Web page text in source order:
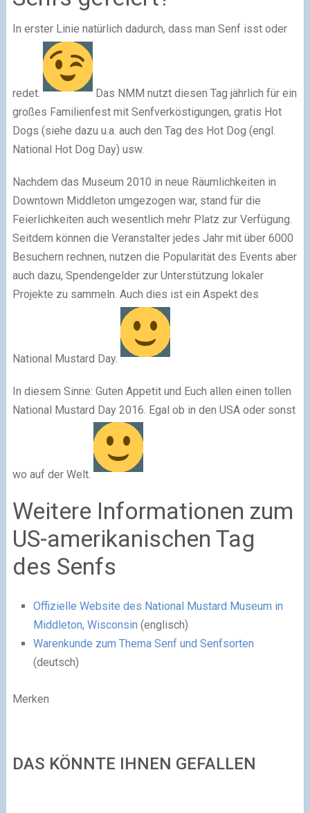
In erster Linie natürlich dadurch, dass man Senf isst oder
redet.
Das NMM nutzt diesen Tag jährlich für ein
großes Familienfest mit Senfverköstigungen, gratis Hot
Dogs (siehe dazu u.a. auch den Tag des Hot Dog (engl.
National Hot Dog Day) usw.
Nachdem das Museum 2010 in neue Räumlichkeiten in
Downtown Middleton umgezogen war, stand für die
Feierlichkeiten auch wesentlich mehr Platz zur Verfügung.
Seitdem können die Veranstalter jedes Jahr mit über 6000
Besuchern rechnen, nutzen die Popularität des Events aber
auch dazu, Spendengelder zur Unterstützung lokaler
Projekte zu sammeln. Auch dies ist ein Aspekt des
National Mustard Day.
In diesem Sinne: Guten Appetit und Euch allen einen tollen
National Mustard Day 2016. Egal ob in den USA oder sonst
wo auf der Welt.
Weitere Informationen zum
US-amerikanischen Tag
des Senfs
Offizielle Website des National Mustard Museum in
Middleton, Wisconsin (englisch)
Warenkunde zum Thema Senf und Senfsorten
(deutsch)
Merken
DAS KÖNNTE IHNEN GEFALLEN